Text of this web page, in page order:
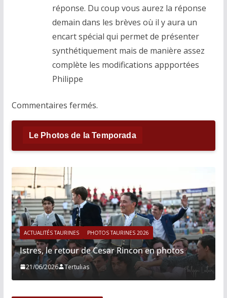
réponse. Du coup vous aurez la réponse
demain dans les brèves où il y aura un
encart spécial qui permet de présenter
synthétiquement mais de manière assez
complète les modifications appportées
Philippe
Commentaires fermés.
Le Photos de la Temporada
ACTUALITÉS TAURINES PHOTOS TAURINES 2026
Istres, le retour de Cesar Rincon en photos
21/06/2026 Tertulias